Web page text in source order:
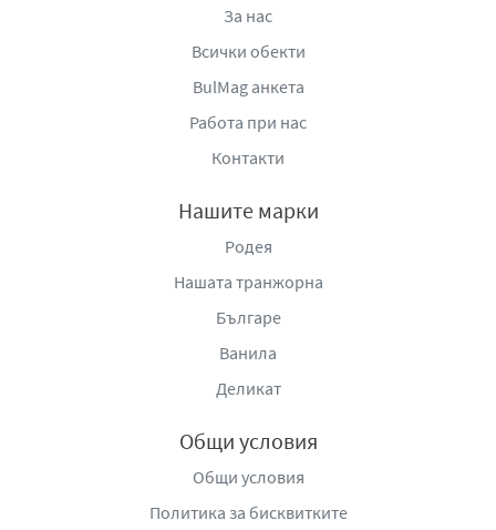
За нас
Всички обекти
BulMag анкета
Работа при нас
Контакти
Нашите марки
Родея
Нашата транжорна
Българе
Ванила
Деликат
Общи условия
Общи условия
Политика за бисквитките